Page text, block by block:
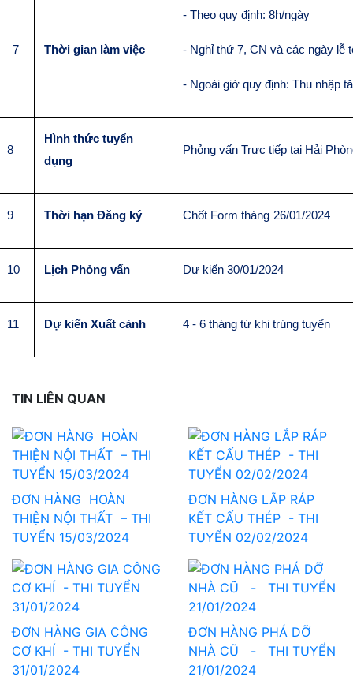
7 Thời gian làm việc
- Theo quy định: 8h/ngày
- Nghỉ thứ 7, CN và các ngày lễ
- Ngoài giờ quy định: Thu nhập
8
Hình thức tuyển
dụng
Phỏng vấn Trực tiếp tại Hải
9 Thời hạn Đăng ký Chốt Form tháng 26/01/2024
10 Lịch Phỏng vấn Dự kiến 30/01/2024
11 Dự kiến Xuất cảnh 4 - 6 tháng từ khi trúng tuyển
TIN LIÊN QUAN
ĐƠN HÀNG HOÀN
THIỆN NỘI THẤT – THI
TUYỂN 15/03/2024
ĐƠN HÀNG LẮP RÁP
KẾT CẤU THÉP - THI
TUYỂN 02/02/2024
ĐƠN HÀNG GIA CÔNG
CƠ KHÍ - THI TUYỂN
31/01/2024
ĐƠN HÀNG PHÁ DỠ
NHÀ CŨ - THI TUYỂN
21/01/2024